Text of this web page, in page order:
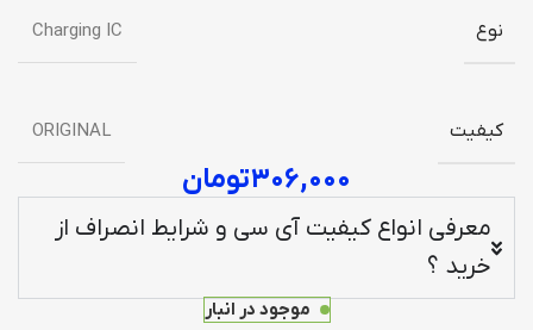
نوع Charging IC
کیفیت ORIGINAL
۳۰۶,۰۰۰تومان
معرفی انواع کیفیت آی سی و شرایط انصراف از
خرید ؟
موجود در انبار